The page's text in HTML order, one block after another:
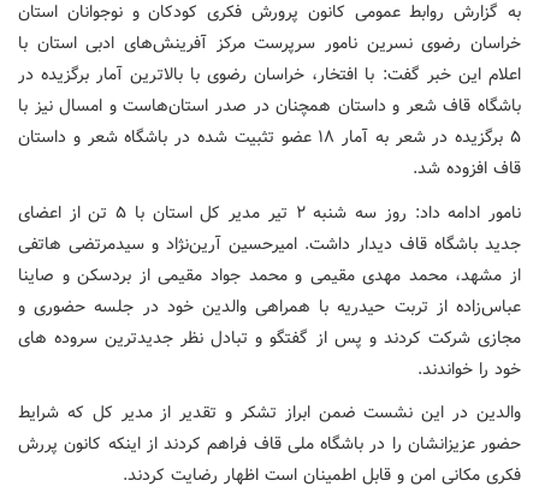
به گزارش روابط عمومی کانون پرورش فکری کودکان و نوجوانان استان
خراسان رضوی نسرین نامور سرپرست مرکز آفرینش‌های ادبی استان با
اعلام این خبر گفت: با افتخار، خراسان رضوی با بالاترین آمار برگزیده در
باشگاه قاف شعر و داستان همچنان در صدر استان‌هاست و امسال نیز با
۵ برگزیده در شعر به آمار ۱۸ عضو تثبیت شده در باشگاه شعر و داستان
قاف افزوده شد.
نامور ادامه داد: روز سه شنبه ۲ تیر مدیر کل استان با ۵ تن از اعضای
جدید باشگاه قاف دیدار داشت. امیرحسین آرین‌نژاد و سیدمرتضی هاتفی
از مشهد، محمد مهدی مقیمی و محمد جواد مقیمی از بردسکن و صاینا
عباس‌زاده از تربت حیدریه با همراهی والدین خود در جلسه حضوری و
مجازی شرکت کردند و پس از گفتگو و تبادل نظر جدیدترین سروده های
خود را خواندند.
والدین در این نشست ضمن ابراز تشکر و تقدیر از مدیر کل که شرایط
حضور عزیزانشان را در باشگاه ملی قاف فراهم کردند از اینکه کانون پررش
فکری مکانی امن و قابل اطمینان است اظهار رضایت کردند.